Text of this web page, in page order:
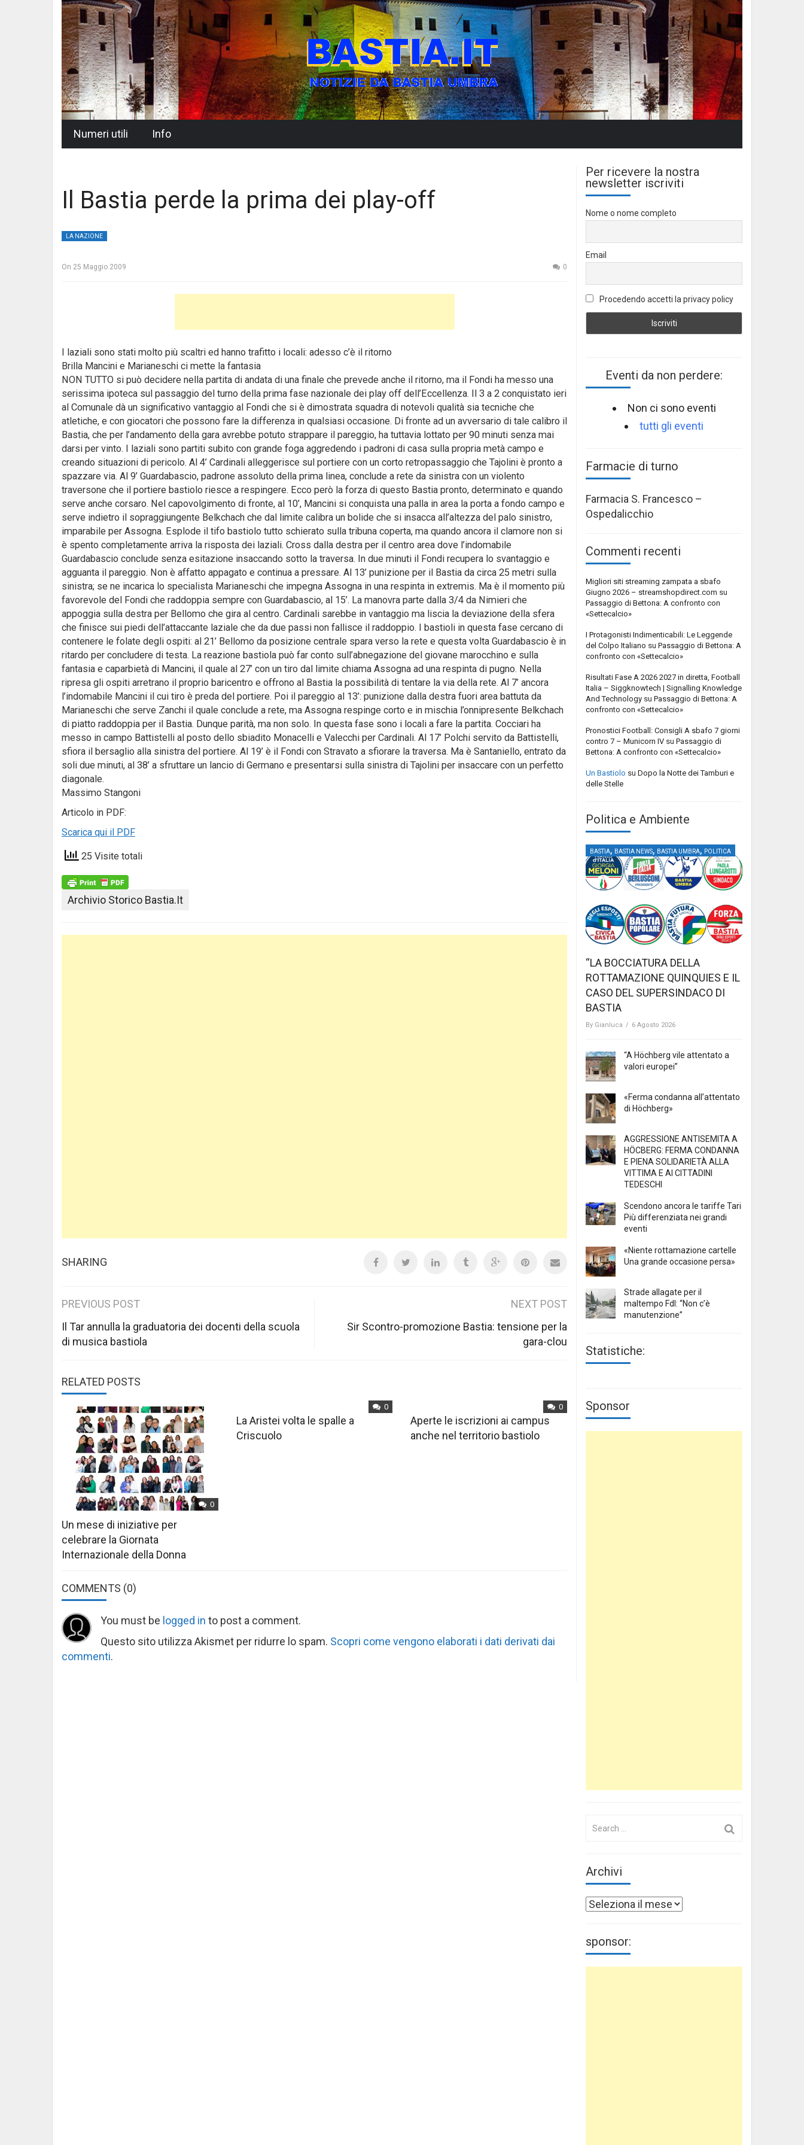
Numeri utili Info
Il Bastia perde la prima dei play-off
LA NAZIONE
On 25 Maggio 2009 0
I laziali sono stati molto più scaltri ed hanno trafitto i locali: adesso c’è il ritorno
Brilla Mancini e Marianeschi ci mette la fantasia
NON TUTTO si può decidere nella partita di andata di una finale che prevede anche il ritorno, ma il Fondi ha messo una
serissima ipoteca sul passaggio del turno della prima fase nazionale dei play off dell’Eccellenza. Il 3 a 2 conquistato ieri
al Comunale dà un significativo vantaggio al Fondi che si è dimostrata squadra di notevoli qualità sia tecniche che
atletiche, e con giocatori che possono fare la differenza in qualsiasi occasione. Di fronte ad un avversario di tale calibro il
Bastia, che per l’andamento della gara avrebbe potuto strappare il pareggio, ha tuttavia lottato per 90 minuti senza mai
darsi per vinto. I laziali sono partiti subito con grande foga aggredendo i padroni di casa sulla propria metà campo e
creando situazioni di pericolo. Al 4’ Cardinali alleggerisce sul portiere con un corto retropassaggio che Tajolini è pronto a
spazzare via. Al 9’ Guardabascio, padrone assoluto della prima linea, conclude a rete da sinistra con un violento
traversone che il portiere bastiolo riesce a respingere. Ecco però la forza di questo Bastia pronto, determinato e quando
serve anche corsaro. Nel capovolgimento di fronte, al 10’, Mancini si conquista una palla in area la porta a fondo campo e
serve indietro il sopraggiungente Belkchach che dal limite calibra un bolide che si insacca all’altezza del palo sinistro,
imparabile per Assogna. Esplode il tifo bastiolo tutto schierato sulla tribuna coperta, ma quando ancora il clamore non si
è spento completamente arriva la risposta dei laziali. Cross dalla destra per il centro area dove l’indomabile
Guardabascio conclude senza esitazione insaccando sotto la traversa. In due minuti il Fondi recupera lo svantaggio e
agguanta il pareggio. Non è affatto appagato e continua a pressare. Al 13’ punizione per il Bastia da circa 25 metri sulla
sinistra; se ne incarica lo specialista Marianeschi che impegna Assogna in una respinta in extremis. Ma è il momento più
favorevole del Fondi che raddoppia sempre con Guardabascio, al 15’. La manovra parte dalla 3/4 da Nimieri che
appoggia sulla destra per Bellomo che gira al centro. Cardinali sarebbe in vantaggio ma liscia la deviazione della sfera
che finisce sui piedi dell’attaccante laziale che da due passi non fallisce il raddoppio. I bastioli in questa fase cercano di
contenere le folate degli ospiti: al 21’ Bellomo da posizione centrale spara verso la rete e questa volta Guardabascio è in
ritardo per concludere di testa. La reazione bastiola può far conto sull’abnegazione del giovane marocchino e sulla
fantasia e caparbietà di Mancini, il quale al 27’ con un tiro dal limite chiama Assogna ad una respinta di pugno. Nella
ripresa gli ospiti arretrano il proprio baricentro e offrono al Bastia la possibilità di tentare la via della rete. Al 7’ ancora
l’indomabile Mancini il cui tiro è preda del portiere. Poi il pareggio al 13’: punizione dalla destra fuori area battuta da
Marianeschi che serve Zanchi il quale conclude a rete, ma Assogna respinge corto e in mischia l’onnipresente Belkchach
di piatto raddoppia per il Bastia. Dunque parità, ma non solo. In questa fase sono i locali a fare la partita. Cocciari ha
messo in campo Battistelli al posto dello sbiadito Monacelli e Valecchi per Cardinali. Al 17’ Polchi servito da Battistelli,
sfiora il bersaglio alla sinistra del portiere. Al 19’ è il Fondi con Stravato a sfiorare la traversa. Ma è Santaniello, entrato da
soli due minuti, al 38’ a sfruttare un lancio di Germano e presentarsi sulla sinistra di Tajolini per insaccare con un perfetto
diagonale.
Massimo Stangoni
Articolo in PDF:
Scarica qui il PDF
25 Visite totali
Archivio Storico Bastia.it
SHARING
Post
navigation
PREVIOUS POST
Il Tar annulla la graduatoria dei docenti della scuola
di musica bastiola
NEXT POST
Sir Scontro-promozione Bastia: tensione per la
gara-clou
RELATED POSTS
0
Un mese di iniziative per
celebrare la Giornata
Internazionale della Donna
0
La Aristei volta le spalle a
Criscuolo
0
Aperte le iscrizioni ai campus
anche nel territorio bastiolo
COMMENTS (0)
You must be logged in to post a comment.
Questo sito utilizza Akismet per ridurre lo spam. Scopri come vengono elaborati i dati derivati dai
commenti.
Per ricevere la nostra
newsletter iscriviti
Nome o nome completo
Email
Procedendo accetti la privacy policy
Eventi da non perdere:
Non ci sono eventi
tutti gli eventi
Farmacie di turno
Farmacia S. Francesco –
Ospedalicchio
Commenti recenti
Migliori siti streaming zampata a sbafo
Giugno 2026 – streamshopdirect.com su
Passaggio di Bettona: A confronto con
«Settecalcio»
I Protagonisti Indimenticabili: Le Leggende
del Colpo Italiano su Passaggio di Bettona: A
confronto con «Settecalcio»
Risultati Fase A 2026 2027 in diretta, Football
Italia – Siggknowtech | Signalling Knowledge
And Technology su Passaggio di Bettona: A
confronto con «Settecalcio»
Pronostici Football: Consigli A sbafo 7 giorni
contro 7 – Municorn IV su Passaggio di
Bettona: A confronto con «Settecalcio»
Un Bastiolo su Dopo la Notte dei Tamburi e
delle Stelle
Politica e Ambiente
BASTIA, BASTIA NEWS, BASTIA UMBRA, POLITICA
“LA BOCCIATURA DELLA
ROTTAMAZIONE QUINQUIES E IL
CASO DEL SUPERSINDACO DI
BASTIA
By Gianluca / 6 Agosto 2026
“A Höchberg vile attentato a
valori europei”
«Ferma condanna all’attentato
di Höchberg»
AGGRESSIONE ANTISEMITA A
HÖCBERG: FERMA CONDANNA
E PIENA SOLIDARIETÀ ALLA
VITTIMA E AI CITTADINI
TEDESCHI
Scendono ancora le tariffe Tari
Più differenziata nei grandi
eventi
«Niente rottamazione cartelle
Una grande occasione persa»
Strade allagate per il
maltempo FdI: “Non c’è
manutenzione”
Statistiche:
Sponsor
Archivi
Archivi
sponsor: